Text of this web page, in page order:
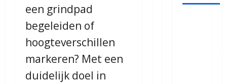
een grindpad
begeleiden of
hoogteverschillen
markeren? Met een
duidelijk doel in